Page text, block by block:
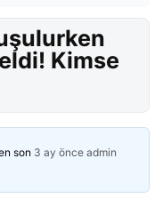
Kimse
son 3 ay önce admin